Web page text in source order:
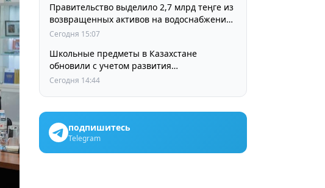
Правительство выделило 2,7 млрд теңге из
возвращенных активов на водоснабжение
сел в СКО
Сегодня 15:07
Школьные предметы в Казахстане
обновили с учетом развития
искусственного интеллекта
Сегодня 14:44
подпишитесь
Telegram